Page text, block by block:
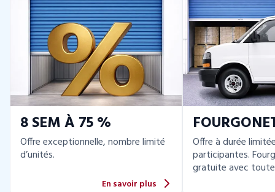
8 SEM À 75 %
Offre exceptionnelle, nombre limité
d’unités.
En savoir plus
Offre à durée
participantes.
gratuite avec